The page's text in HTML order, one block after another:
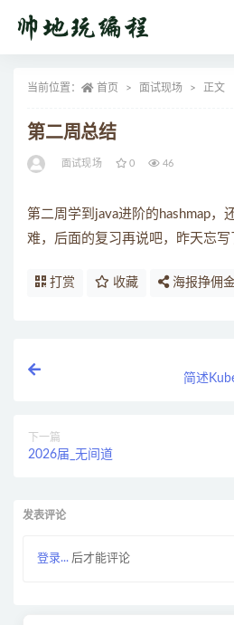
当前位置： 首页 面试现场 正文
第二周总结
面试现场 0 46
第二周学到java进阶的hashmap，
难，后面的复习再说吧，昨天忘写
打赏 收藏 海报挣佣
简述
下一篇
2026届_无间道
发表评论
登录... 后才能评论